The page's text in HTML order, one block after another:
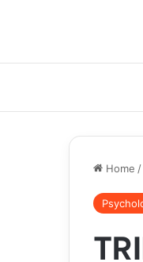
Home /